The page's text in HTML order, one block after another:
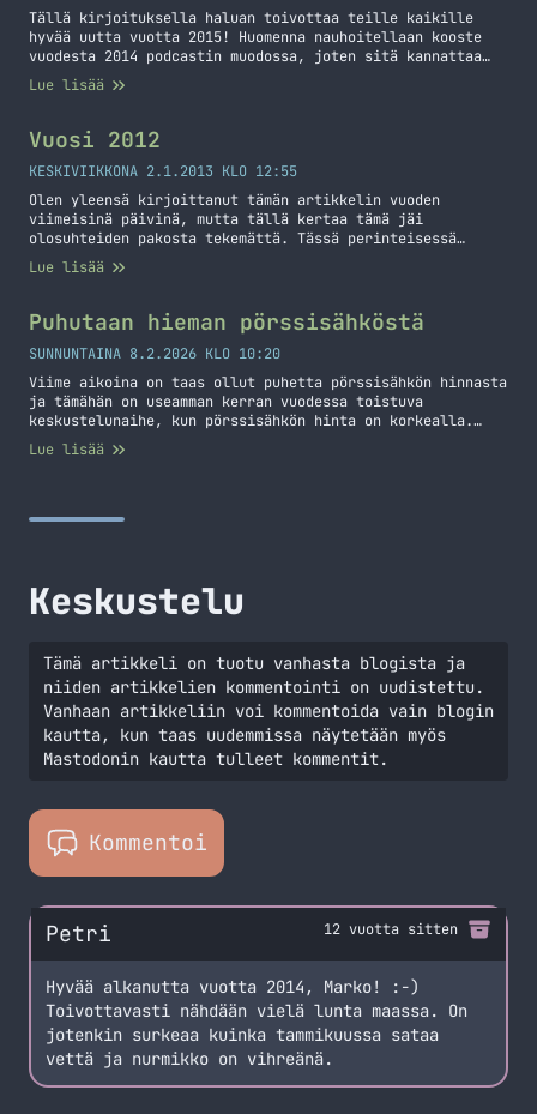
Tällä kirjoituksella haluan toivottaa teille kaikille
hyvää uutta vuotta 2015! Huomenna nauhoitellaan kooste
vuodesta 2014 podcastin muodossa, joten sitä kannattaa
ainakin odotella ensi vuodelta :) Olkaahan kiltisti
ja hyvää ja rauhallista vuotta 2015 kaikille!
Lue lisää
Vuosi 2012
KESKIVIIKKONA 2.1.2013 KLO 12:55
Olen yleensä kirjoittanut tämän artikkelin vuoden
viimeisinä päivinä, mutta tällä kertaa tämä jäi
olosuhteiden pakosta tekemättä. Tässä perinteisessä
artikkelissa katsotaan vuotta 2012 kuukausi kerrallaan.
Tulen tässä kirjoituksessa ottamaan otteita niin
välttämättä edes katettukaan. Aloitan tämänkin
kirjoituksen pienellä statistiikkatuokiolla. Vuonna 2010
kirjoittelin 107 artikkelia, kun taas vuonna 2011… Jatka
lukemista Vuosi 2012
Lue lisää
Puhutaan hieman pörssisähköstä
SUNNUNTAINA 8.2.2026 KLO 10:20
Viime aikoina on taas ollut puhetta pörssisähkön hinnasta
ja tämähän on useamman kerran vuodessa toistuva
keskustelunaihe, kun pörssisähkön hinta on korkealla.
Annan omat "kaksi senttiä" tästä aiheesta.
Lue lisää
Keskustelu
Tämä artikkeli on tuotu vanhasta blogista ja
niiden artikkelien kommentointi on uudistettu.
Vanhaan artikkeliin voi kommentoida vain blogin
kautta, kun taas uudemmissa näytetään myös
Mastodonin kautta tulleet kommentit.
Kommentoi
Petri 12 vuotta sitten
Hyvää alkanutta vuotta 2014, Marko! :-)
Toivottavasti nähdään vielä lunta maassa. On
jotenkin surkeaa kuinka tammikuussa sataa
vettä ja nurmikko on vihreänä.